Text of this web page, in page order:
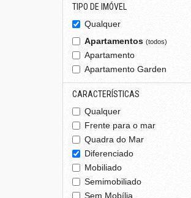
TIPO DE IMÓVEL
Qualquer
Apartamentos (todos)
Apartamento
Apartamento Garden
CARACTERÍSTICAS
Qualquer
Frente para o mar
Quadra do Mar
Diferenciado
Mobiliado
Semimobiliado
Sem Mobília